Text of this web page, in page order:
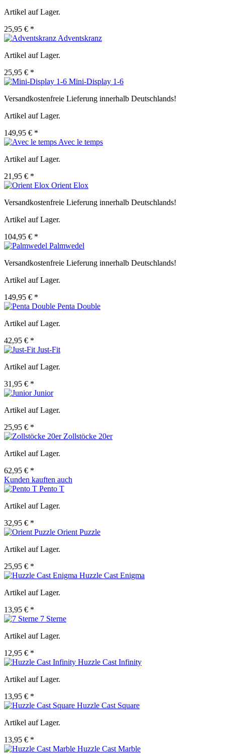
Artikel auf Lager.
25,95 € *
Adventskranz
Artikel auf Lager.
25,95 € *
Mini-Display 1-6
Versandkostenfreie Lieferung innerhalb Deutschlands!
Artikel auf Lager.
149,95 € *
Avec le temps
Artikel auf Lager.
21,95 € *
Orient Elox
Versandkostenfreie Lieferung innerhalb Deutschlands!
Artikel auf Lager.
104,95 € *
Palmwedel
Versandkostenfreie Lieferung innerhalb Deutschlands!
Artikel auf Lager.
149,95 € *
Penta Double
Artikel auf Lager.
42,95 € *
Just-Fit
Artikel auf Lager.
31,95 € *
Junior
Artikel auf Lager.
25,95 € *
Zollstöcke 20er
Artikel auf Lager.
62,95 € *
Kunden kauften auch
Pento T
Artikel auf Lager.
32,95 € *
Orient Puzzle
Artikel auf Lager.
25,95 € *
Huzzle Cast Enigma
Artikel auf Lager.
13,95 € *
7 Sterne
Artikel auf Lager.
12,95 € *
Huzzle Cast Infinity
Artikel auf Lager.
13,95 € *
Huzzle Cast Square
Artikel auf Lager.
13,95 € *
Huzzle Cast Marble